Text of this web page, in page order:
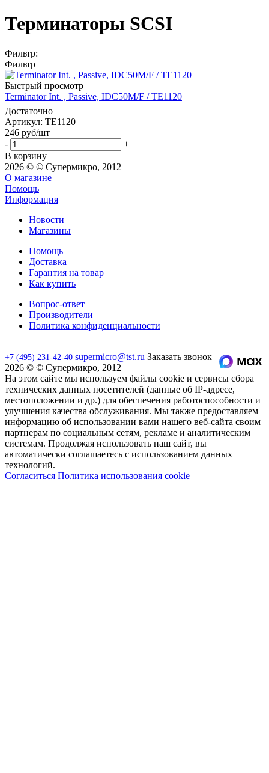
Терминаторы SCSI
Фильтр:
Фильтр
Быстрый просмотр
Terminator Int. , Passive, IDC50M/F / TE1120
Достаточно
Артикул: TE1120
246 руб/шт
-
+
В корзину
2026 © © Супермикро, 2012
О магазине
Помощь
Информация
Новости
Магазины
Помощь
Доставка
Гарантия на товар
Как купить
Вопрос-ответ
Производители
Политика конфиденциальности
+7 (495) 231-42-40 supermicro@tst.ru Заказать звонок
2026 © © Супермикро, 2012
На этом сайте мы используем файлы cookie и сервисы сбора
технических данных посетителей (данные об IP-адресе,
местоположении и др.) для обеспечения работоспособности и
улучшения качества обслуживания. Мы также предоставляем
информацию об использовании вами нашего веб-сайта своим
партнерам по социальным сетям, рекламе и аналитическим
системам. Продолжая использовать наш сайт, вы
автоматически соглашаетесь с использованием данных
технологий.
Согласиться Политика использования cookie